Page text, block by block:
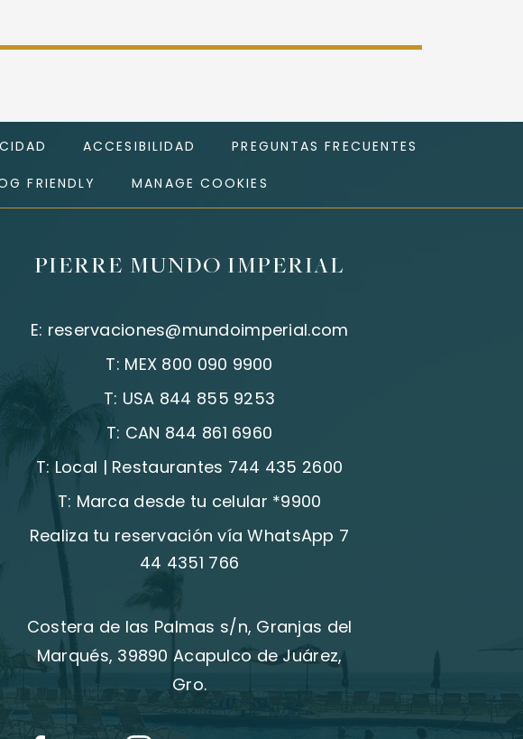
ACCESIBILIDAD PREGUNTAS FRECUENTES
FRIENDLY MANAGE COOKIES
PIERRE MUNDO IMPERIAL
E: reservaciones@mundoimperial.com
T: MEX 800 090 9900
T: USA 844 855 9253
T: CAN 844 861 6960
T: Local | Restaurantes 744 435 2600
T: Marca desde tu celular *9900
Realiza tu reservación vía WhatsApp 7
44 4351 766
Costera de las Palmas s/n, Granjas del
Marqués, 39890 Acapulco de Juárez,
Gro.